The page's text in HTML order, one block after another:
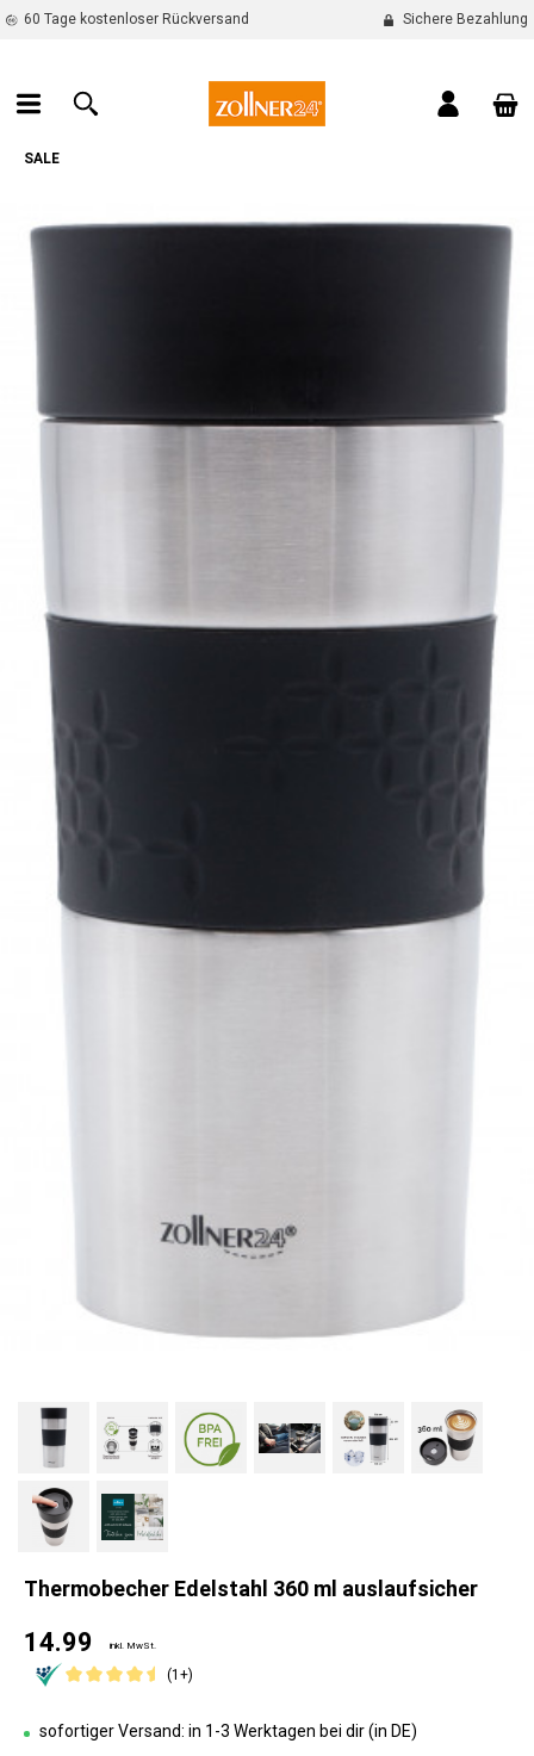
springen
60 Tage kostenloser Rückversand Sichere Bezahlung
SALE
Thermobecher Edelstahl 360 ml auslaufsicher
14.99 inkl. MwSt.
(1+)
sofortiger Versand: in 1-3 Werktagen bei dir (in DE)